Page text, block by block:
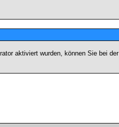
aktiviert wurden, können Sie bei